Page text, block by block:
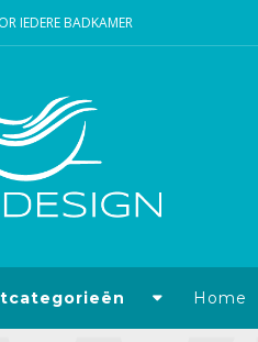
IEDERE BADKAMER
Home